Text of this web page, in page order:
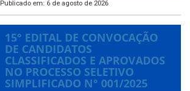
Publicado em: 6 de agosto de 2026
15° EDITAL DE CONVOCAÇÃO
DE CANDIDATOS
CLASSIFICADOS E APROVADOS
NO PROCESSO SELETIVO
SIMPLIFICADO N° 001/2025